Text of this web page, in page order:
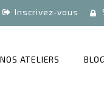
Inscrivez-vous
NOS ATELIERS BLOG